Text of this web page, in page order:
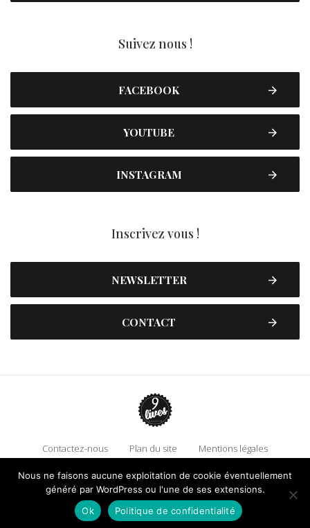
Suivez nous !
FACEBOOK
YOUTUBE
INSTAGRAM
Inscrivez vous !
NEWSLETTER
CONTACT
Contactez-nous Plan du site
Mentions légales
Politique de confidentialité
Adhérez à 9 Lives
Faire un don !
Nous ne faisons aucune exploitation de cookie éventuellement
généré par WordPress ou l'une de ses extensions.
Ok
Politique de confidentialité